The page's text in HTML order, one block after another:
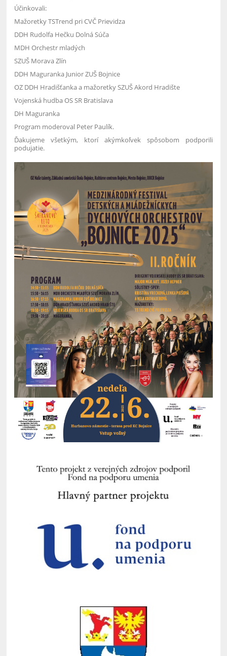
Účinkovali:
Mažoretky TSTrend pri CVČ Prievidza
DDH Rudolfa Hečku Dolná Súča
MDH Orchestr mladých
SZUŠ Morava Zlín
DDH Maguranka Junior ZUŠ Bojnice
OZ DDH Hradišťanka a mažoretky SZUŠ Akord Hradište
Vojenská hudba OS SR Bratislava
DH Maguranka
Program moderoval Peter Paulík.
Ďakujeme všetkým, ktorí akýmkoľvek spôsobom podporili
podujatie.